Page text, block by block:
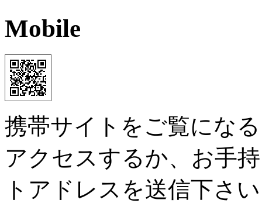
Mobile
携帯サイトをご覧にな
アクセスするか、お手
トアドレスを送信下さ